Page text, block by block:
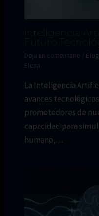
Inteligencia
Futuro
Deja un comentario / Blog
Elena
La Inteligencia
avances
prometedores de
capacidad para
humano,…